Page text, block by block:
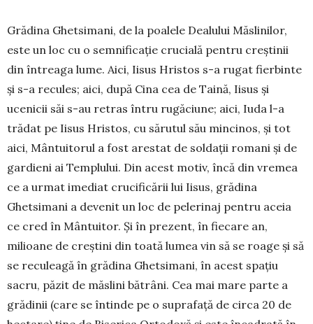
Grădina Ghetsimani, de la poalele Dealului Măs­linilor,
este un loc cu o semnificaţie crucială pentru creştinii
din întreaga lume. Aici, Iisus Hristos s-a rugat fierbinte
şi s-a recules; aici, după Cina cea de Taină, Iisus şi
ucenicii săi s-au retras întru rugăciune; aici, Iuda l-a
trădat pe Iisus Hristos, cu sărutul său mincinos, şi tot
aici, Mântuitorul a fost arestat de soldaţii romani şi de
gardieni ai Templului. Din acest motiv, încă din vremea
ce a urmat imediat crucificării lui Iisus, grădina
Ghetsimani a devenit un loc de pelerinaj pentru aceia
ce cred în Mântuitor. Şi în prezent, în fiecare an,
milioane de creştini din toată lumea vin să se roage şi să
se reculeagă în grădina Ghetsimani, în acest spaţiu
sacru, păzit de măslini bătrâni. Cea mai mare parte a
grădinii (care se întinde pe o suprafaţă de circa 20 de